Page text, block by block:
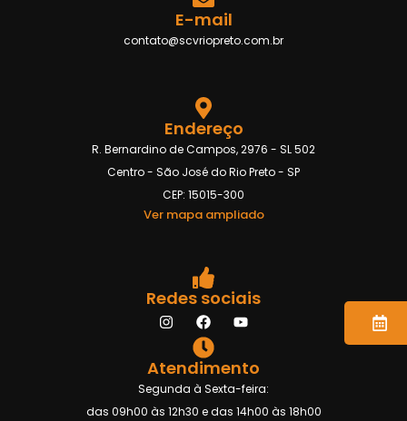
E-mail
contato@scvriopreto.com.br
Endereço
R. Bernardino de Campos, 2976 - SL 502
Centro - São José do Rio Preto - SP
CEP: 15015-300
Ver mapa ampliado
Redes sociais
Atendimento
Segunda à Sexta-feira:
das 09h00 às 12h30 e das 14h00 às 18h00